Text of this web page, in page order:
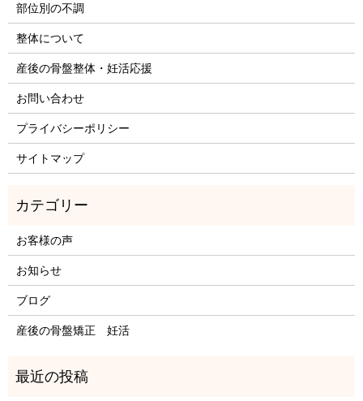
部位別の不調
整体について
産後の骨盤整体・妊活応援
お問い合わせ
プライバシーポリシー
サイトマップ
お客様の声
お知らせ
ブログ
産後の骨盤矯正 妊活